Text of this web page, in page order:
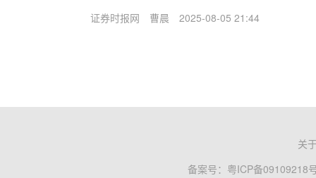
证券时报网 曹晨 2025-08-05 21:44
关
备案号： 粤ICP备09109218